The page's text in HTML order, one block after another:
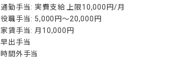
通勤手当: 実費支給 上限10,000円/月
役職手当: 5,000円〜20,000円
家賃手当: 月10,000円
早出手当
時間外手当